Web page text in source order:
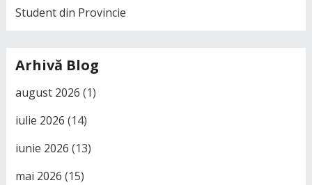
Student din Provincie
Arhivă Blog
august 2026 (1)
iulie 2026 (14)
iunie 2026 (13)
mai 2026 (15)